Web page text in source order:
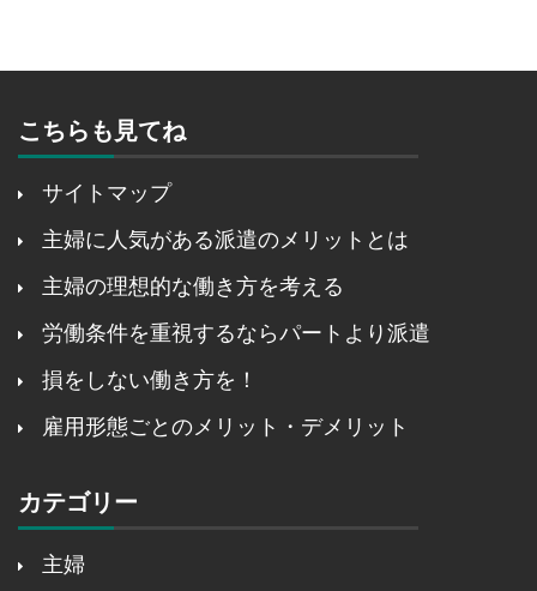
こちらも見てね
サイトマップ
主婦に人気がある派遣のメリットとは
主婦の理想的な働き方を考える
労働条件を重視するならパートより派遣
損をしない働き方を！
雇用形態ごとのメリット・デメリット
カテゴリー
主婦